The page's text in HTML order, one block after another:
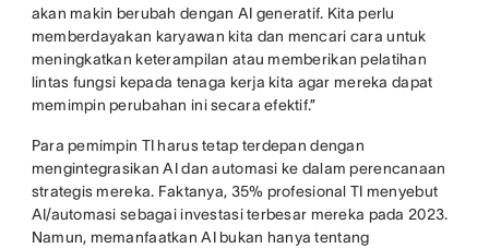
akan makin berubah dengan AI generatif. Kita perlu
memberdayakan karyawan kita dan mencari cara untuk
meningkatkan keterampilan atau memberikan pelatihan
lintas fungsi kepada tenaga kerja kita agar mereka dapat
memimpin perubahan ini secara efektif.”
Para pemimpin TI harus tetap terdepan dengan
mengintegrasikan AI dan automasi ke dalam perencanaan
strategis mereka. Faktanya, 35% profesional TI menyebut
AI/automasi sebagai investasi terbesar mereka pada 2023.
Namun, memanfaatkan AI bukan hanya tentang